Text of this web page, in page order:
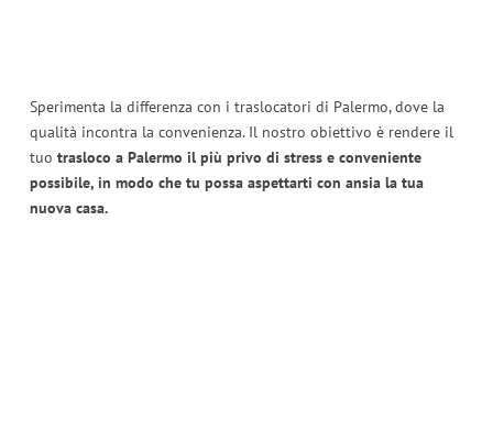
Sperimenta la differenza con i traslocatori di Palermo, dove la
qualità incontra la convenienza. Il nostro obiettivo è rendere il
tuo trasloco a Palermo il più privo di stress e conveniente
possibile, in modo che tu possa aspettarti con ansia la tua
nuova casa.